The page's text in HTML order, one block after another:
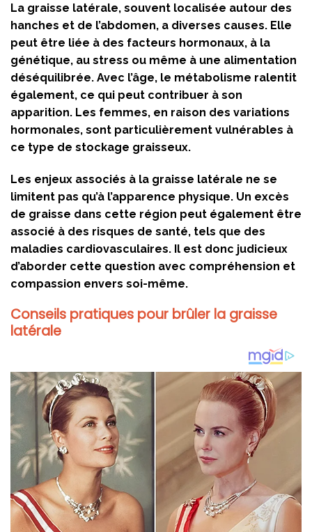
La graisse latérale, souvent localisée autour des
hanches et de l’abdomen, a diverses causes. Elle
peut être liée à des facteurs hormonaux, à la
génétique, au stress ou même à une alimentation
déséquilibrée. Avec l’âge, le métabolisme ralentit
également, ce qui peut contribuer à son
apparition. Les femmes, en raison des variations
hormonales, sont particulièrement vulnérables à
ce type de stockage graisseux.
Les enjeux associés à la graisse latérale ne se
limitent pas qu’à l’apparence physique. Un excès
de graisse dans cette région peut également être
associé à des risques de santé, tels que des
maladies cardiovasculaires. Il est donc judicieux
d’aborder cette question avec compréhension et
compassion envers soi-même.
Conseils pratiques pour brûler la graisse
latérale